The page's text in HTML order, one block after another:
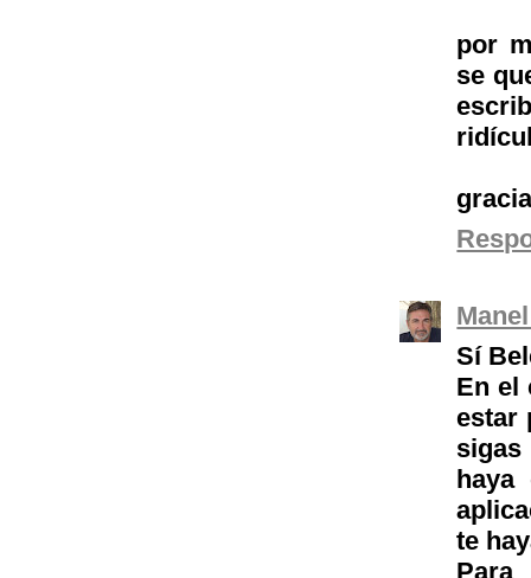
por
se
Sí
En el
estar
sigas
te